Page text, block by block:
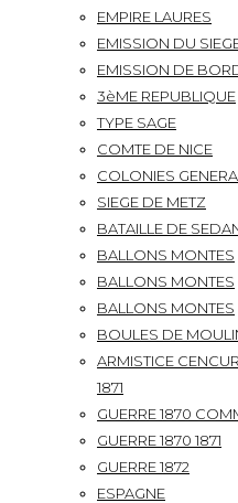
EMPIRE LAURES
EMISSION DU
EMISSION DE
3èME REPUBLIQUE
TYPE SAGE
COMTE DE NICE
COLONIES
SIEGE DE METZ
BATAILLE DE
BALLONS MONTES
BALLONS MONTES
BALLONS MONTES
BOULES DE
ARMISTICE
1871
GUERRE 1870
GUERRE 1870 1871
GUERRE 1872
ESPAGNE